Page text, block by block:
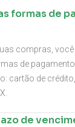
formas de
compras,
de
cartão de
de